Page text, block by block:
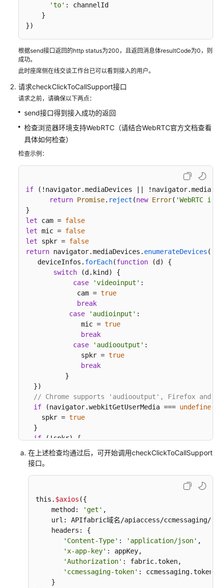
概
用
户
入
——
VOIP
视
频
接
入
开
准
备
登
录
开
发
流
程
代
码
使
用
例
'to' : channelId
    }
})
根据send接口返回的http status为200，且返回消息体resultCode为0，则
成功。
此时座席侧在线交谈工作台已可以看到接入的用户。
请求checkClickToCallSupport接口
请求之前，请确保以下两点：
send接口得到接入成功的返回
检查浏览器环境支持WebRTC（请结合WebRTC官方文档查看
具体如何检查）
检查示例：
if (!navigator.mediaDevices || !navigator.
return Promise. reject (new Error( 'WebRTC
let cam = false
let mic = false
let spkr = false
return navigator.mediaDevices . enumerateDevices ().
   deviceInfos.
forEach(function (d ) {
switch (d. kind ) {
case
'videoinput' :
             cam =
true
break
case
'audioinput' :
              mic =
true
break
case
'audiooutput' :
              spkr =
true
break
          }
  })
// Chrome supports 'audiooutput', Firefox and
if (navigator.webkitGetUserMedia === undefined
    spkr =
true
  }
if (!spkr) {
return
Promise .reject(new Error ('Missing a
  }
if (!mic) {
'Missing a
return Promise
在上述检查均通过后，可开始调用checkClickToCallSupport
接口。
this. $axios ({
    method:
'get' ,
url: APIfabric域名/apiaccess/ccmessaging/
    headers: {
'Content-Type' : 'application/json' ,
'x-app-key' : appKey,
'Authorization' : fabric.token,
'ccmessaging-token' : ccmessaging.token
    }